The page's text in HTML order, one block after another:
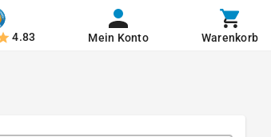
4.83 Mein Konto Warenkorb